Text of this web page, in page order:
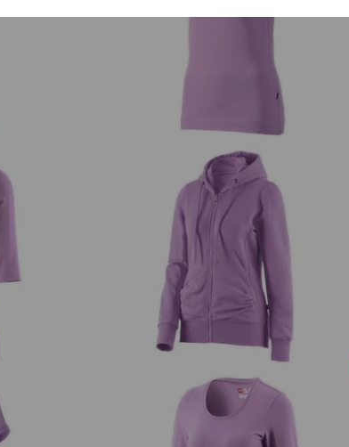
e.s. Tričko cotton stretch, dámské
stretch,
e.s. Hoody-Bunda Sweat poly cotton,
dámské